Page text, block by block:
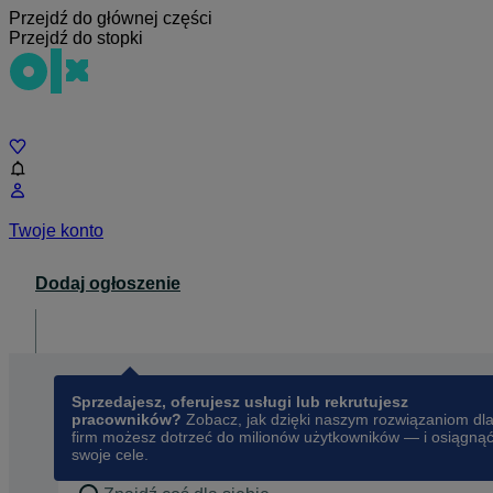
Przejdź do głównej części
Przejdź do stopki
Twoje konto
Dodaj ogłoszenie
Sprzedajesz, oferujesz usługi lub rekrutujesz
pracowników? Zobacz, jak dzięki naszym rozwiązaniom dla
firm możesz dotrzeć do milionów użytkowników — i osiągnąć
swoje cele.